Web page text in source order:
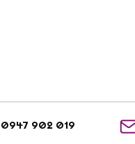
0947 902 019